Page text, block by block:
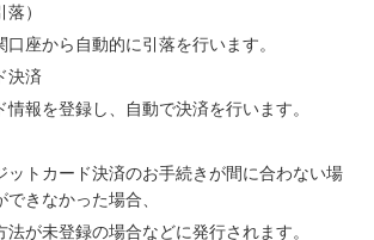
）
口座から自動的に引落を行います。
決済
情報を登録し、自動で決済を行います。
ットカード決済のお手続きが間に合わない場
きなかった場合、
法が未登録の場合などに発行されます。